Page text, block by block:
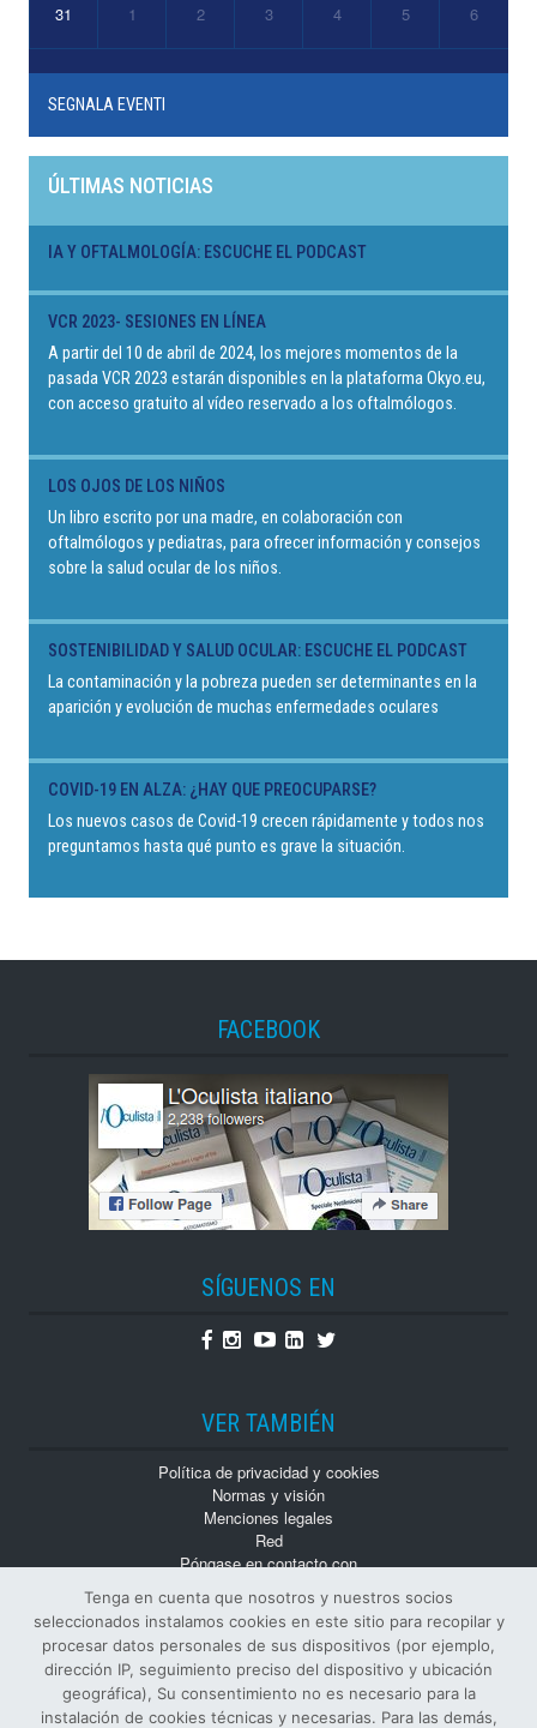
31 1 2 3 4 5 6
SEGNALA EVENTI
ÚLTIMAS NOTICIAS
IA Y OFTALMOLOGÍA: ESCUCHE EL PODCAST
VCR 2023- SESIONES EN LÍNEA
A partir del 10 de abril de 2024, los mejores momentos de la
pasada VCR 2023 estarán disponibles en la plataforma Okyo.eu,
con acceso gratuito al vídeo reservado a los oftalmólogos.
LOS OJOS DE LOS NIÑOS
Un libro escrito por una madre, en colaboración con
oftalmólogos y pediatras, para ofrecer información y consejos
sobre la salud ocular de los niños.
SOSTENIBILIDAD Y SALUD OCULAR: ESCUCHE EL PODCAST
La contaminación y la pobreza pueden ser determinantes en la
aparición y evolución de muchas enfermedades oculares
COVID-19 EN ALZA: ¿HAY QUE PREOCUPARSE?
Los nuevos casos de Covid-19 crecen rápidamente y todos nos
preguntamos hasta qué punto es grave la situación.
FACEBOOK
SÍGUENOS EN
Facebook
Instagram
YoutubeLinkedin
Twitter
VER TAMBIÉN
Política de privacidad y cookies
Normas y visión
Menciones legales
Red
Póngase en contacto con
Monografías
Números atrasados
Tenga en cuenta que nosotros y nuestros socios
seleccionados instalamos cookies en este sitio para recopilar y
procesar datos personales de sus dispositivos (por ejemplo,
dirección IP, seguimiento preciso del dispositivo y ubicación
geográfica), Su consentimiento no es necesario para la
instalación de cookies técnicas y necesarias. Para las demás,